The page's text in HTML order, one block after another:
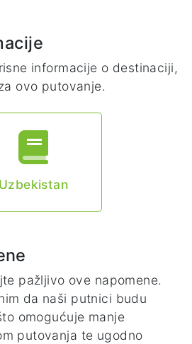
informacije o destinaciji,
ovo putovanje.
Uzbekistan
pažljivo ove napomene.
da naši putnici budu
omogućuje manje
putovanja te ugodno